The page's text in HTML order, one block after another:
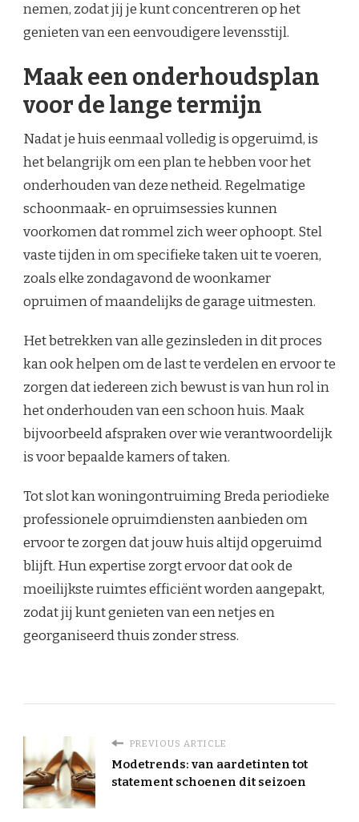
nemen, zodat jij je kunt concentreren op het
genieten van een eenvoudigere levensstijl.
Maak een onderhoudsplan
voor de lange termijn
Nadat je huis eenmaal volledig is opgeruimd, is
het belangrijk om een plan te hebben voor het
onderhouden van deze netheid. Regelmatige
schoonmaak- en opruimsessies kunnen
voorkomen dat rommel zich weer ophoopt. Stel
vaste tijden in om specifieke taken uit te voeren,
zoals elke zondagavond de woonkamer
opruimen of maandelijks de garage uitmesten.
Het betrekken van alle gezinsleden in dit proces
kan ook helpen om de last te verdelen en ervoor te
zorgen dat iedereen zich bewust is van hun rol in
het onderhouden van een schoon huis. Maak
bijvoorbeeld afspraken over wie verantwoordelijk
is voor bepaalde kamers of taken.
Tot slot kan woningontruiming Breda periodieke
professionele opruimdiensten aanbieden om
ervoor te zorgen dat jouw huis altijd opgeruimd
blijft. Hun expertise zorgt ervoor dat ook de
moeilijkste ruimtes efficiënt worden aangepakt,
zodat jij kunt genieten van een netjes en
georganiseerd thuis zonder stress.
PREVIOUS ARTICLE
Modetrends: van aardetinten tot
statement schoenen dit seizoen